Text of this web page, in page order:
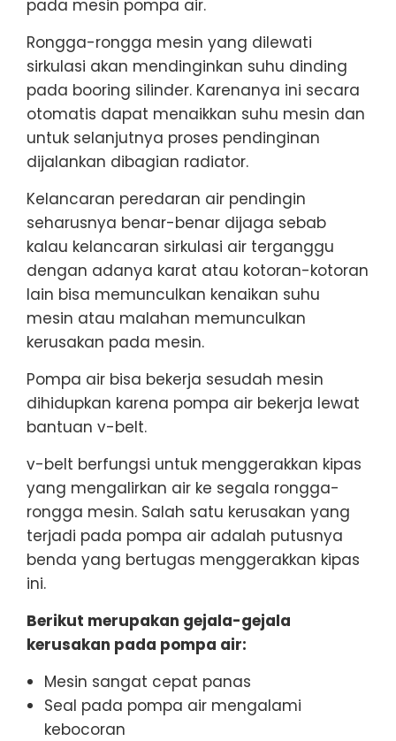
pada mesin pompa air.
Rongga-rongga mesin yang dilewati
sirkulasi akan mendinginkan suhu dinding
pada booring silinder. Karenanya ini secara
otomatis dapat menaikkan suhu mesin dan
untuk selanjutnya proses pendinginan
dijalankan dibagian radiator.
Kelancaran peredaran air pendingin
seharusnya benar-benar dijaga sebab
kalau kelancaran sirkulasi air terganggu
dengan adanya karat atau kotoran-kotoran
lain bisa memunculkan kenaikan suhu
mesin atau malahan memunculkan
kerusakan pada mesin.
Pompa air bisa bekerja sesudah mesin
dihidupkan karena pompa air bekerja lewat
bantuan v-belt.
v-belt berfungsi untuk menggerakkan kipas
yang mengalirkan air ke segala rongga-
rongga mesin. Salah satu kerusakan yang
terjadi pada pompa air adalah putusnya
benda yang bertugas menggerakkan kipas
ini.
Berikut merupakan gejala-gejala
kerusakan pada pompa air:
Mesin sangat cepat panas
Seal pada pompa air mengalami
kebocoran